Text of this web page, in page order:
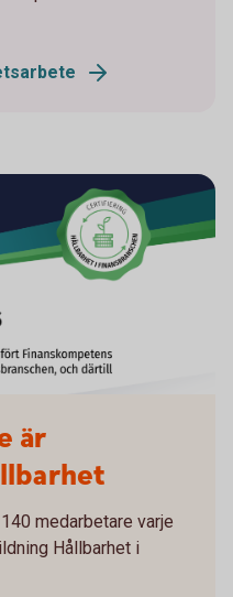
är
medarbetare varje
Hållbarhet i